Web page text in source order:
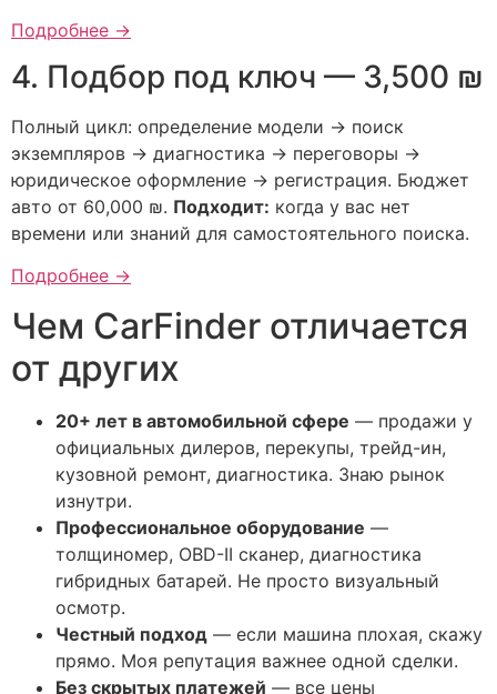
Подробнее →
4. Подбор под ключ — 3,500 ₪
Полный цикл: определение модели → поиск
экземпляров → диагностика → переговоры →
юридическое оформление → регистрация. Бюджет
авто от 60,000 ₪. Подходит: когда у вас нет
времени или знаний для самостоятельного поиска.
Подробнее →
Чем CarFinder отличается
от других
20+ лет в автомобильной сфере — продажи у
официальных дилеров, перекупы, трейд-ин,
кузовной ремонт, диагностика. Знаю рынок
изнутри.
Профессиональное оборудование —
толщиномер, OBD-II сканер, диагностика
гибридных батарей. Не просто визуальный
осмотр.
Честный подход — если машина плохая, скажу
прямо. Моя репутация важнее одной сделки.
Без скрытых платежей — все цены